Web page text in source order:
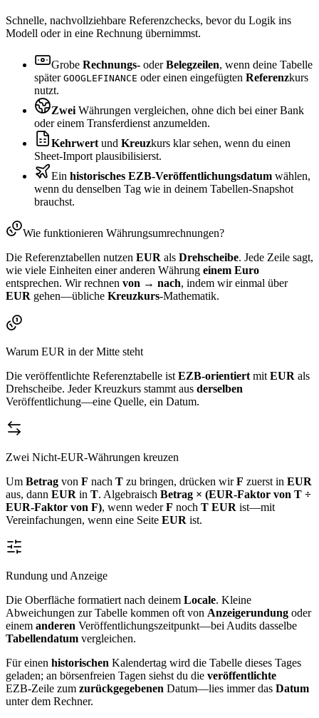
Schnelle, nachvollziehbare Referenzchecks, bevor du Logik ins
Modell oder in eine Rechnung übernimmst.
Grobe Rechnungs‑ oderBelegzeilen, wenn deine Tabelle
später GOOGLEFINANCE oder einen eingefügten Referenzkurs
nutzt.
Zwei Währungen vergleichen, ohne dich bei einer Bank
oder einem Transferdienst anzumelden.
Kehrwert und Kreuzkurs klar sehen, wenn du einen
Sheet‑Import plausibilisierst.
Ein historisches EZB‑Veröffentlichungsdatum wählen,
wenn du denselben Tag wie in deinem Tabellen‑Snapshot
brauchst.
Wie funktionieren Währungsumrechnungen?
Die Referenztabellen nutzen EUR als Drehscheibe. Jede Zeile sagt,
wie viele Einheiten einer anderen Währung einem Euro
entsprechen. Wir rechnen von → nach, indem wir einmal über
EUR gehen—übliche Kreuzkurs‑Mathematik.
Warum EUR in der Mitte steht
Die veröffentlichte Referenztabelle ist EZB‑orientiert mit EUR als
Drehscheibe. Jeder Kreuzkurs stammt aus derselben
Veröffentlichung—eine Quelle, ein Datum.
Zwei Nicht‑EUR‑Währungen kreuzen
Um Betrag von F nach T zu bringen, drücken wirF zuerst in EUR
aus, dann EUR in T. Algebraisch Betrag × (EUR‑Faktor von T ÷
EUR‑Faktor von F), wenn wederF noch T EUR ist—mit
Vereinfachungen, wenn eine Seite EUR ist.
Rundung und Anzeige
Die Oberfläche formatiert nach deinem Locale. Kleine
Abweichungen zur Tabelle kommen oft von Anzeigerundung oder
einem anderen Veröffentlichungszeitpunkt—bei Audits dasselbe
Tabellendatum vergleichen.
Für einen historischen Kalendertag wird die Tabelle dieses Tages
geladen; an börsenfreien Tagen siehst du die veröffentlichte
EZB‑Zeile zum zurückgegebenen Datum—lies immer das Datum
unter dem Rechner.